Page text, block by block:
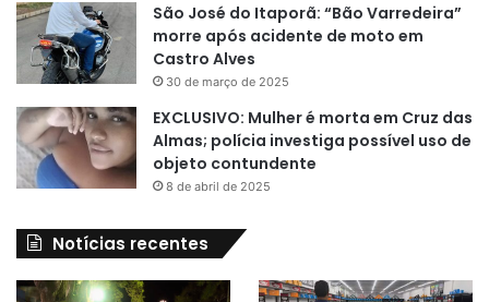
São José do Itaporã: “Bão Varredeira”
morre após acidente de moto em
Castro Alves
30 de março de 2025
EXCLUSIVO: Mulher é morta em Cruz das
Almas; polícia investiga possível uso de
objeto contundente
8 de abril de 2025
Notícias recentes